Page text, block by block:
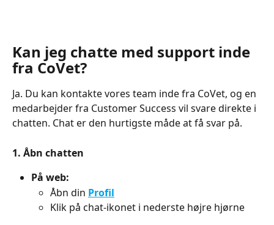
Kan jeg chatte med support inde
fra CoVet?
Ja. Du kan kontakte vores team inde fra CoVet, og en
medarbejder fra Customer Success vil svare direkte i
chatten. Chat er den hurtigste måde at få svar på.
1. Åbn chatten
På web:
Åbn din Profil
Klik på chat-ikonet i nederste højre hjørne